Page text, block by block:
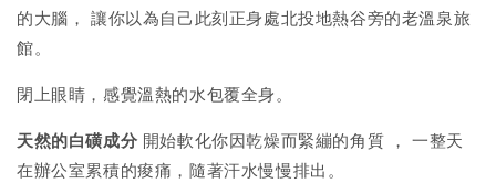
的大腦， 讓你以為自己此刻正身處北投地熱谷旁的老溫泉旅
館。
閉上眼睛，感覺溫熱的水包覆全身。
天然的白磺成分 開始軟化你因乾燥而緊繃的角質 ， 一整天
在辦公室累積的痠痛，隨著汗水慢慢排出。